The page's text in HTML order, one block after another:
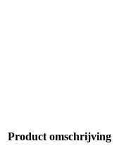
Product omschrijving